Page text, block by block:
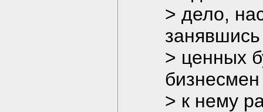
> дело,
> ценных
бизнесмен
> к нему